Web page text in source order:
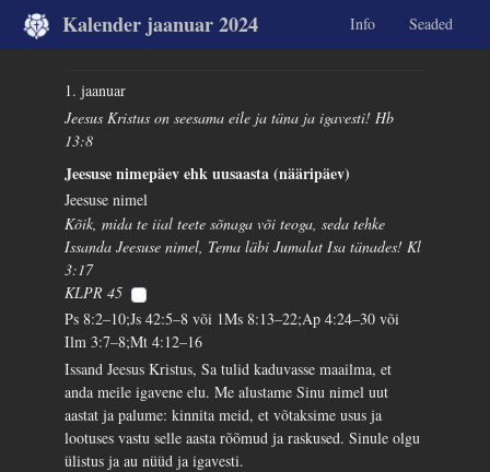
Kalender jaanuar 2024 Info Seaded
1. jaanuar
Jeesus Kristus on seesama eile ja täna ja igavesti! Hb
13:8
Jeesuse nimepäev ehk uusaasta (nääripäev)
Jeesuse nimel
Kõik, mida te iial teete sõnaga või teoga, seda tehke
Issanda Jeesuse nimel, Tema läbi Jumalat Isa tänades! Kl
3:17
KLPR 45
Ps 8:2–10;Js 42:5–8 või 1Ms 8:13–22;Ap 4:24–30 või
Ilm 3:7–8;Mt 4:12–16
Issand Jeesus Kristus, Sa tulid kaduvasse maailma, et
anda meile igavene elu. Me alustame Sinu nimel uut
aastat ja palume: kinnita meid, et võtaksime usus ja
lootuses vastu selle aasta rõõmud ja raskused. Sinule olgu
ülistus ja au nüüd ja igavesti.